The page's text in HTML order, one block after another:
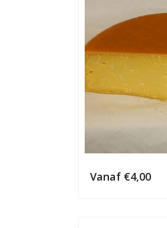
Vanaf €4,00